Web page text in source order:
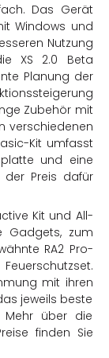
Das Gerät
Windows und
Nutzung
XS 2.0 Beta
Planung der
Zubehör mit
verschiedenen
Kit umfasst
und eine
der Preis dafür
Kit und All-
Gadgets, zum
RA2 Pro-
mit ihren
jeweils beste
Mehr über die
finden Sie